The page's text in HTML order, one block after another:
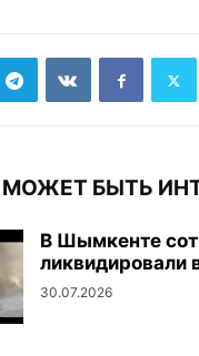
МОЖЕТ БЫТЬ
В Шымкенте
ликвидировали
30.07.2026